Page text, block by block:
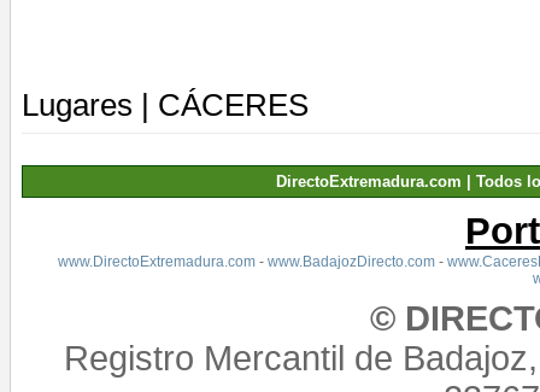
Lugares | CÁCERES
DirectoExtremadura.com | Todos
www.DirectoExtremadura.com- www.BadajozDirecto.com-
©
Registro Mercantil de